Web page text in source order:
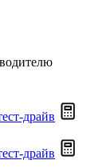
драйв
драйв